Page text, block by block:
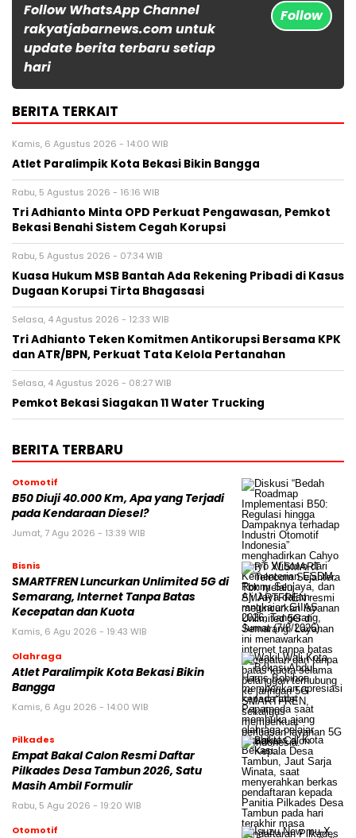
Follow WhatsApp Channel
rakyatjabarnews.com untuk
update berita terbaru setiap
hari
Follow
BERITA TERKAIT
Kamis, 6 Agustus 2026 - 14:00 WIB
Atlet Paralimpik Kota Bekasi Bikin Bangga
Rabu, 5 Agustus 2026 - 16:16 WIB
Tri Adhianto Minta OPD Perkuat Pengawasan, Pemkot
Bekasi Benahi Sistem Cegah Korupsi
Rabu, 5 Agustus 2026 - 07:34 WIB
Kuasa Hukum MSB Bantah Ada Rekening Pribadi di Kasus
Dugaan Korupsi Tirta Bhagasasi
Selasa, 4 Agustus 2026 - 12:33 WIB
Tri Adhianto Teken Komitmen Antikorupsi Bersama KPK
dan ATR/BPN, Perkuat Tata Kelola Pertanahan
Selasa, 4 Agustus 2026 - 08:27 WIB
Pemkot Bekasi Siagakan 11 Water Trucking
BERITA TERBARU
Otomotif
B50 Diuji 40.000 Km, Apa yang Terjadi
pada Kendaraan Diesel?
Jumat, 7 Agu 2026 - 13:39 WIB
Bisnis
SMARTFREN Luncurkan Unlimited 5G di
Semarang, Internet Tanpa Batas
Kecepatan dan Kuota
Kamis, 6 Agu 2026 - 19:43 WIB
Olahraga
Atlet Paralimpik Kota Bekasi Bikin
Bangga
Kamis, 6 Agu 2026 - 14:00 WIB
Pilkades
Empat Bakal Calon Resmi Daftar
Pilkades Desa Tambun 2026, Satu
Masih Ambil Formulir
Rabu, 5 Agu 2026 - 19:20 WIB
Otomotif